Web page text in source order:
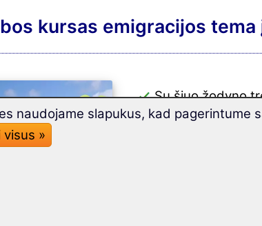
kursas emigracijos
Su šiuo žodyno
Šiame hebrajų
naudojame slapukus, kad pagerintume
visus »